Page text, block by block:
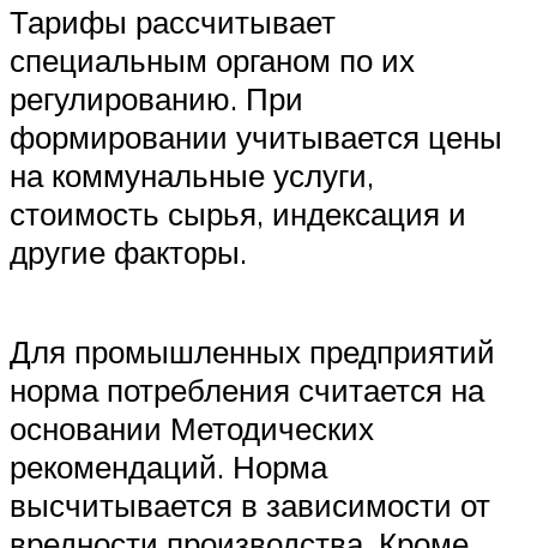
Тарифы рассчитывает
специальным органом по их
регулированию. При
формировании учитывается цены
на коммунальные услуги,
стоимость сырья, индексация и
другие факторы.
Для промышленных предприятий
норма потребления считается на
основании Методических
рекомендаций. Норма
высчитывается в зависимости от